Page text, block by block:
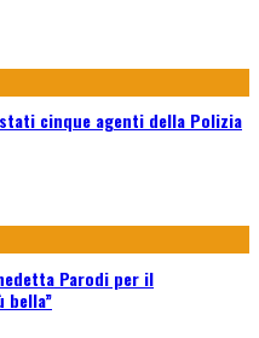
cinque agenti della Polizia
Parodi per il
bella”